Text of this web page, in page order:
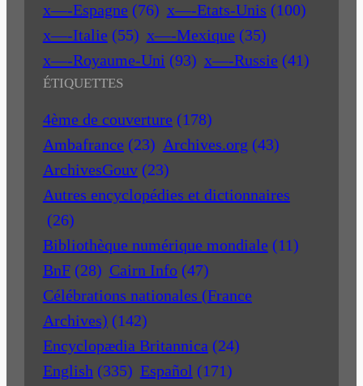
x—-Espagne (76) x—-Etats-Unis (100)
x—-Italie (55) x—-Mexique (35)
x—-Royaume-Uni (93) x—-Russie (41)
ÉTIQUETTES
4ème de couverture (178)
Ambafrance (23) Archives.org (43)
ArchivesGouv (23)
Autres encyclopédies et dictionnaires
(26)
Bibliothèque numérique mondiale (11)
BnF (28) Cairn Info (47)
Célébrations nationales (France
Archives) (142)
Encyclopædia Britannica (24)
English (335) Español (171)